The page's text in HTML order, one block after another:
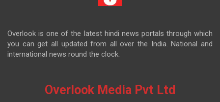
Overlook is one of the latest hindi news portals through which
you can get all updated from all over the India. National and
international news round the clock.
Overlook Media Pvt Ltd